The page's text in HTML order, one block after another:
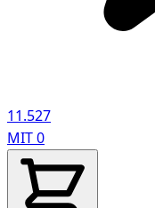
11.527
MIT0